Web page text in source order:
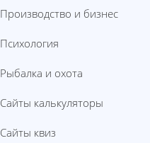
Производство и бизнес
Психология
Рыбалка и охота
Сайты калькуляторы
Сайты квиз